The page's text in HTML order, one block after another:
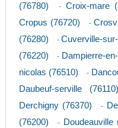
(76780)
- Croix-mare
Cropus (76720) -
(76280)
-Cuverville-
(76220)
- Dampierre-
nicolas (76510)
-
Daubeuf-serville (76110)
Derchigny (76370) -
(76200)
- Doudeauville